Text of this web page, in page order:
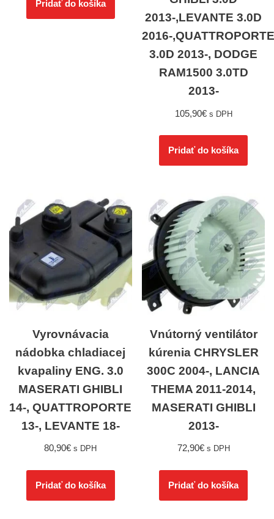
Pridať do košíka
2013-,LEVANTE 3.0D
2016-
3.0D 2013-, DODGE
RAM1500 3.0TD
2013-
105,90€ s DPH
Pridať do košíka
Vyrovnávacia
nádobka chladiacej
kvapaliny ENG. 3.0
MASERATI GHIBLI
14-, QUATTROPORTE
13-, LEVANTE 18-
80,90€ s DPH
Pridať do košíka
Vnútorný ventilátor
kúrenia CHRYSLER
300C 2004-, LANCIA
THEMA 2011-2014,
MASERATI GHIBLI
2013-
72,90€ s DPH
Pridať do košíka